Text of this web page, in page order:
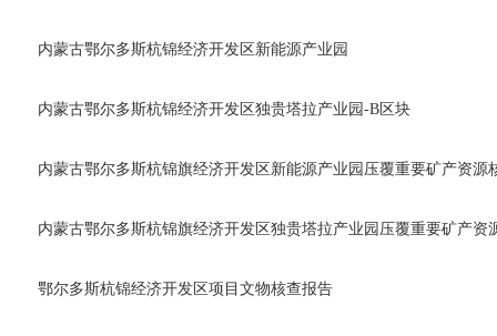
内蒙古鄂尔多斯杭锦经济开发区新能源产业园
内蒙古鄂尔多斯杭锦经济开发区独贵塔拉产业园-B区块
内蒙古鄂尔多斯杭锦旗经济开发区新能源产业园压覆重要矿产资源
内蒙古鄂尔多斯杭锦旗经济开发区独贵塔拉产业园压覆重要矿产资
鄂尔多斯杭锦经济开发区项目文物核查报告